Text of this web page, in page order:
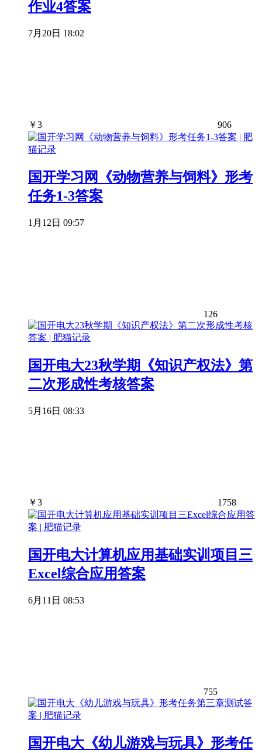
作业4答案
7月20日 18:02
￥3 906
国开学习网《动物营养与饲料》形考
任务1-3答案
1月12日 09:57
126
国开电大23秋学期《知识产权法》第
二次形成性考核答案
5月16日 08:33
￥3 1758
国开电大计算机应用基础实训项目三
Excel综合应用答案
6月11日 08:53
755
国开电大《幼儿游戏与玩具》形考任